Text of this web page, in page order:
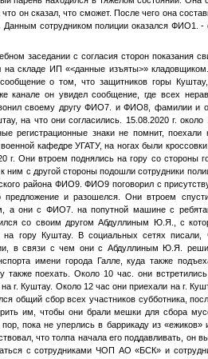
он сказал, что сможет. После чего она
Данным сотрудником полиции оказался ФИО1
.
заседании с согласия сторон показания
на складе ИП «<данные изъяты>»
о том, что защитников горы
канале он увидел сообщение, где всех
своему другуФИО7 . иФИО8 , фамилии и
на что они согласились. 15.08.2020 г.
регистрационные знаки не помнит,
кафедре УГАТУ, на ногах были
г. Они втроем поднялись на гору со стороны
ним с другой стороны подошли сотрудники
района ФИО9.ФИО9 поговорил с
предложение и разошелся. Они втроем
а они с ФИО7. на попутной машине с
со своим другом Абдуллиным Ю.Я., с
на гору Куштау. В социальных сетях
в связи с чем они с Абдуллиным Ю.Я.
имени города Галле, куда также
также поехать. Около 10 час. они
г. Куштау. Около 12 час они приехали на г.
общий сбор всех участников субботника,
им, чтобы они брали мешки для сбора
пока не уперлись в баррикаду из
что толпа начала его поддавливать, он
с сотрудниками ЧОП АО «БСК» и